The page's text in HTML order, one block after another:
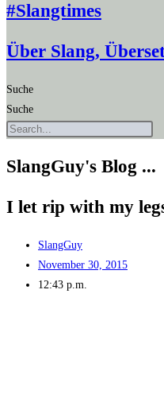
#Slangtimes
Über Slang,
Suche
Suche
SlangGuy's Blog ...
I let rip with my
SlangGuy
November 30, 2015
12:43 p.m.